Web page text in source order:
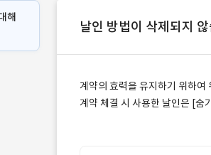
해
날인 방법이 삭제되지
계약의 효력을 유지하기 위하여
계약 체결 시 사용한 날인은 [숨